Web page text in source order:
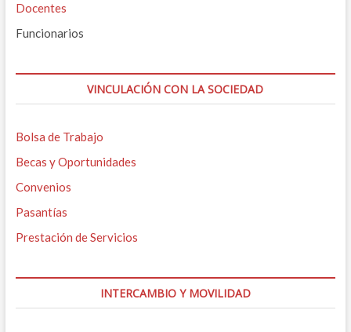
Docentes
Funcionarios
VINCULACIÓN CON LA SOCIEDAD
Bolsa de Trabajo
Becas y Oportunidades
Convenios
Pasantías
Prestación de Servicios
INTERCAMBIO Y MOVILIDAD